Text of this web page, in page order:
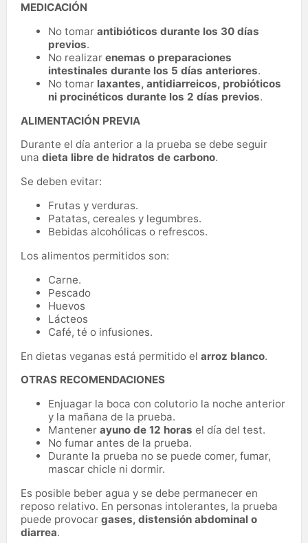
MEDICACIÓN
No tomar antibióticos durante los 30 días
previos.
No realizar enemas o preparaciones
intestinales durante los 5 días anteriores.
No tomar laxantes, antidiarreicos, probióticos
ni procinéticos durante los 2 días previos.
ALIMENTACIÓN PREVIA
Durante el día anterior a la prueba se debe seguir
una dieta libre de hidratos de carbono.
Se deben evitar:
Frutas y verduras.
Patatas, cereales y legumbres.
Bebidas alcohólicas o refrescos.
Los alimentos permitidos son:
Carne.
Pescado
Huevos
Lácteos
Café, té o infusiones.
En dietas veganas está permitido el arroz blanco.
OTRAS RECOMENDACIONES
Enjuagar la boca con colutorio la noche anterior
y la mañana de la prueba.
Mantener ayuno de 12 horas el día del test.
No fumar antes de la prueba.
Durante la prueba no se puede comer, fumar,
mascar chicle ni dormir.
Es posible beber agua y se debe permanecer en
reposo relativo. En personas intolerantes, la prueba
puede provocar gases, distensión abdominal o
diarrea.